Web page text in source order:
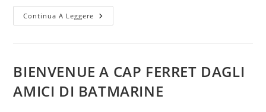
Continua A Leggere 1530:
UN
BIENVENUE A CAP FERRET DAGLI
AMICI DI BATMARINE